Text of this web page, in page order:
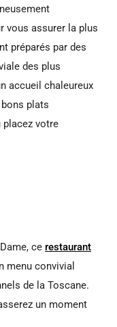
vous assurer la plus
préparés par des
des plus
accueil chaleureux
plats
placez votre
ce restaurant
menu convivial
de la Toscane.
un moment